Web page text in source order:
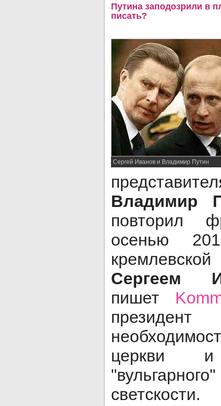
Путина заподозрили в
писать?
Сергей Иванов и Владимир Путин
Владимир
повторил
осенью
Сергеем
пишет
церкви
светскости.